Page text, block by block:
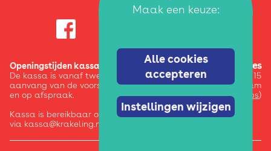
Openingstijden kassa:
De kassa is vanaf twee uur voor
aanvang van de voorstelling / activiteit
en op afspraak.
Kassa is bereikbaar op 020-6245123 en
via kassa@krakeling.nl.
Adres
Pazzanistraat 15
1014 DB Amsterdam
(google maps)
Maak een keuze:
Alle cookies
accepteren
Instellingen wijzigen